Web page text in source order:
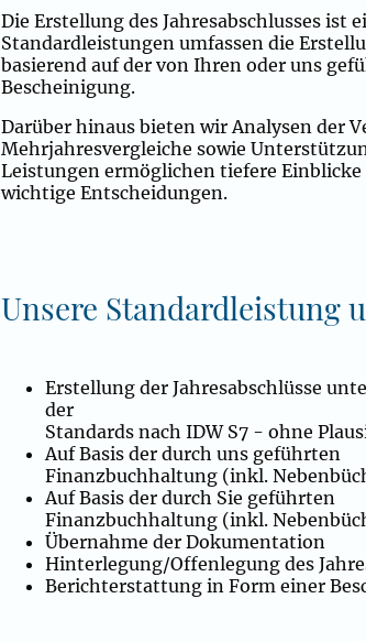
Die Erstellung des Jahresabschlusses
Standardleistungen umfassen die
basierend auf der von Ihren oder uns
Bescheinigung.
Darüber hinaus bieten wir Analysen der
Mehrjahresvergleiche sowie
Leistungen ermöglichen tiefere
wichtige Entscheidungen.
Unsere Standardleistung
Erstellung der Jahresabschlüsse
der
Standards nach IDW S7 - ohne
Auf Basis der durch uns geführten
Finanzbuchhaltung (inkl.
Auf Basis der durch Sie geführten
Finanzbuchhaltung (inkl.
Übernahme der Dokumentation
Hinterlegung/Offenlegung des
Berichterstattung in Form einer